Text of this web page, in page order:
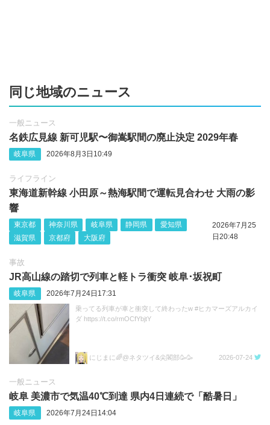
同じ地域のニュース
一般ニュース
名鉄広見線 新可児駅〜御嵩駅間の廃止決定 2029年春
岐阜県 2026年8月3日10:49
ライフライン
東海道新幹線 小田原～熱海駅間で運転見合わせ 大雨の影
響
東京都 神奈川県 岐阜県 静岡県
愛知県
滋賀県
京都府 大阪府
2026年7月25
日20:48
事故
JR高山線の踏切で列車と軽トラ衝突 岐阜･坂祝町
岐阜県 2026年7月24日17:31
乗ってる列車が車と衝突して終わったw #ヒカマーズアルカイ
ダ https://t.co/rmOCfYbjtY
にじまに🌈@ネタツイ&尖閣部🥳🥳 2026-07-24
一般ニュース
岐阜 美濃市で気温40℃到達 県内4日連続で「酷暑日」
岐阜県 2026年7月24日14:04